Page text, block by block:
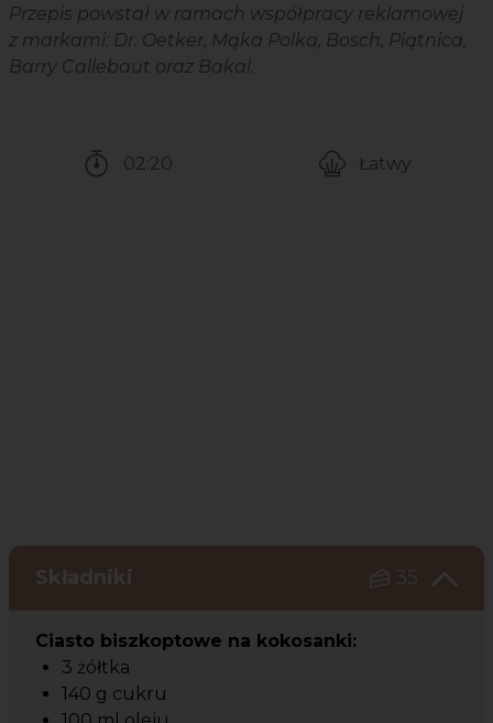
Przepis powstał w ramach współpracy reklamowej
z markami: Dr. Oetker, Mąka Polka, Bosch, Piątnica,
Barry Callebaut oraz Bakal.
02:20
Łatwy
Składniki 35
Ciasto biszkoptowe na kokosanki:
3 żółtka
140 g cukru